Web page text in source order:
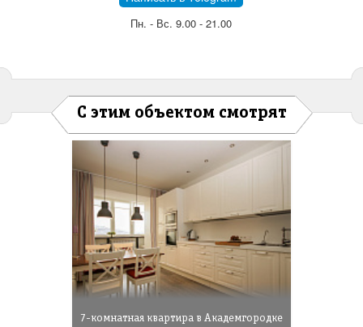
Пн. - Вс. 9.00 - 21.00
С этим объектом смотрят
7-комнатная квартира в Академгородке